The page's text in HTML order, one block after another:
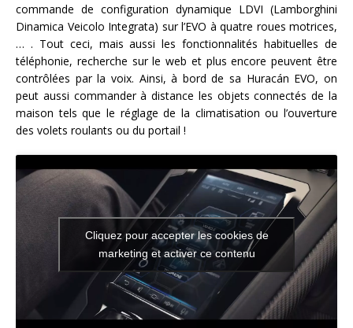
commande de configuration dynamique LDVI (Lamborghini
Dinamica Veicolo Integrata) sur l’EVO à quatre roues motrices,
… . Tout ceci, mais aussi les fonctionnalités habituelles de
téléphonie, recherche sur le web et plus encore peuvent être
contrôlées par la voix. Ainsi, à bord de sa Huracán EVO, on
peut aussi commander à distance les objets connectés de la
maison tels que le réglage de la climatisation ou l’ouverture
des volets roulants ou du portail !
Cliquez pour accepter les cookies de
marketing et activer ce contenu